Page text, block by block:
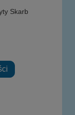
Skarb